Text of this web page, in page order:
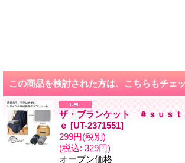
この商品を検討された方は、こちらもチェ
ザ・ブランケット ＃ｓｕｓｔ
ｅ [UT-2371551]
299円(税別)
(税込: 329円)
オープン価格